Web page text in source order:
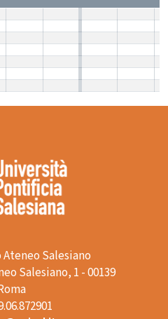
Salesiano
Salesiano, 1 - 00139